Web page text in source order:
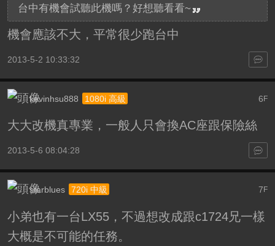
台中有機會試聽此機嗎？好想聽看看~
機會應該不大，平常很少跑台中
2013-5-2 10:33:32
6F
kevinhsu888 1080i 高級
大大改機真專業，一般人只會換AC座跟保險絲
2013-5-6 08:04:28
7F
starblues 720i 中級
小弟也有一台LX55，不過想改成跟c1724兄一樣
大概是不可能的任務。